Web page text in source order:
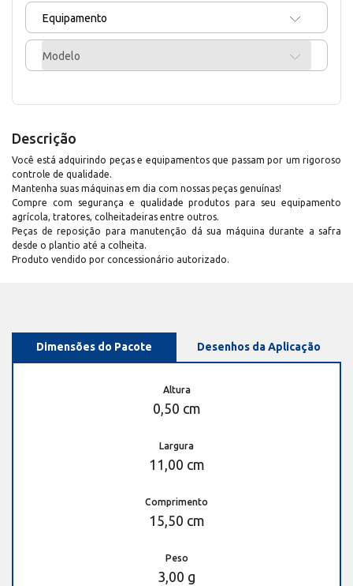
Equipamento
Modelo
Descrição
Você está adquirindo peças e equipamentos que passam por um rigoroso
controle de qualidade.
Mantenha suas máquinas em dia com nossas peças genuínas!
Compre com segurança e qualidade produtos para seu equipamento
agrícola, tratores, colheitadeiras entre outros.
Peças de reposição para manutenção dá sua máquina durante a safra
desde o plantio até a colheita.
Produto vendido por concessionário autorizado.
Dimensões do Pacote Desenhos da Aplicação
Altura
0,50 cm
Largura
11,00 cm
Comprimento
15,50 cm
Peso
3,00 g